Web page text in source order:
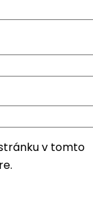
v tomto